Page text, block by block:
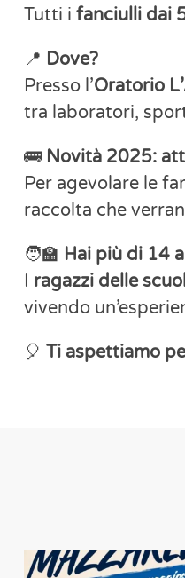
Tutti i fanciulli dai
📍 Dove?
Presso l’Oratorio
tra laboratori,
🚌 Novità 2025:
Per agevolare le
raccolta che
🧑‍🏫 Hai più di 14
I ragazzi delle
vivendo
🎈 Ti aspettiamo